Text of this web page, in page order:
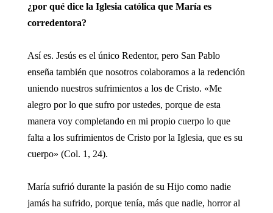
¿por qué dice la Iglesia católica que María es
corredentora?
Así es. Jesús es el único Redentor, pero San Pablo
enseña también que nosotros colaboramos a la redención
uniendo nuestros sufrimientos a los de Cristo. «Me
alegro por lo que sufro por ustedes, porque de esta
manera voy completando en mi propio cuerpo lo que
falta a los sufrimientos de Cristo por la Iglesia, que es su
cuerpo» (Col. 1, 24).
María sufrió durante la pasión de su Hijo como nadie
jamás ha sufrido, porque tenía, más que nadie, horror al